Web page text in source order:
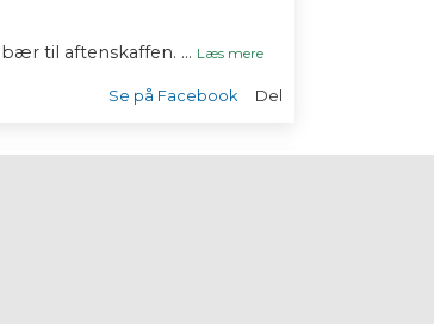
til aftenskaffen. ... Læs mere
Se på Facebook Del